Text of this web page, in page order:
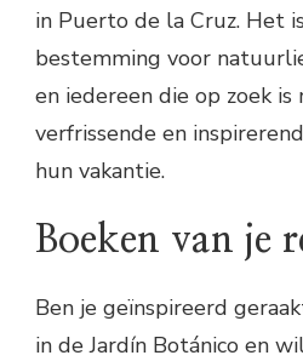
in Puerto de la Cruz. Het
bestemming voor
en iedereen die op zoek is
verfrissende en
hun vakantie.
Boeken van je
Ben je geïnspireerd
in de Jardín Botánico en